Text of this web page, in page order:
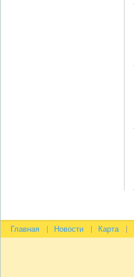
Главная Новости Карта